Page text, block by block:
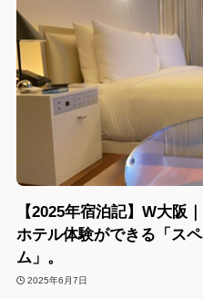
【2025年宿泊記】W大阪
ホテル体験ができる「ス
ム」。
2025年6月7日